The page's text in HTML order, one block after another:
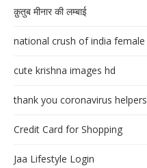
क़ुतुब मीनार की लम्बाई
national crush of india female
cute krishna images hd
thank you coronavirus helpers
Credit Card for Shopping
Jaa Lifestyle Login